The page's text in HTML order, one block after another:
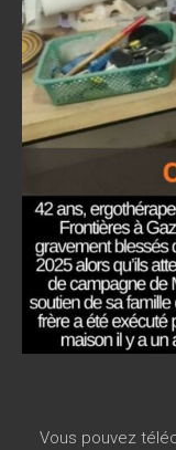
Vous pouvez